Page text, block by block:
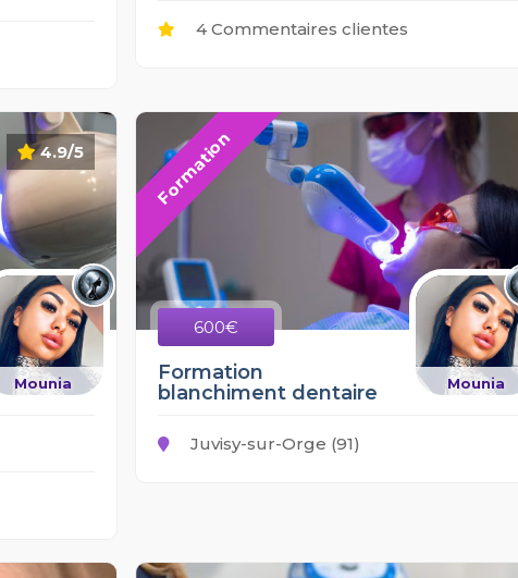
4 Commentaires clientes
4.9/5
Mounia
Formation
600€
Mounia
Formation
blanchiment dentaire
Juvisy-sur-Orge (91)